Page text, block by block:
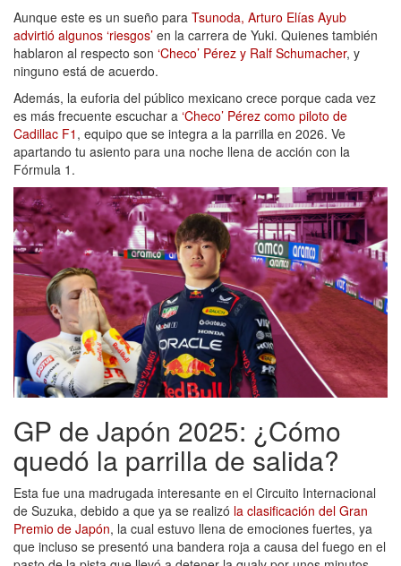
Aunque este es un sueño para Tsunoda, Arturo Elías Ayub
advirtió algunos ‘riesgos’ en la carrera de Yuki. Quienes también
hablaron al respecto son ‘Checo’ Pérez y Ralf Schumacher, y
ninguno está de acuerdo.
Además, la euforia del público mexicano crece porque cada vez
es más frecuente escuchar a ‘Checo’ Pérez como piloto de
Cadillac F1 , equipo que se integra a la parrilla en 2026. Ve
apartando tu asiento para una noche llena de acción con la
Fórmula 1.
GP de Japón 2025: ¿Cómo
quedó la parrilla de salida?
Esta fue una madrugada interesante en el Circuito Internacional
de Suzuka, debido a que ya se realizó la clasificación del Gran
Premio de Japón, la cual estuvo llena de emociones fuertes, ya
que incluso se presentó una bandera roja a causa del fuego en el